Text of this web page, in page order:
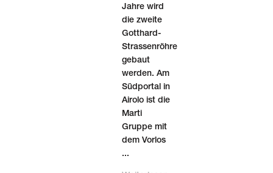
Jahre wird
die zweite
Gotthard-
Strassenröhre
gebaut
werden. Am
Südportal in
Airolo ist die
Marti
Gruppe mit
dem Vorlos
...